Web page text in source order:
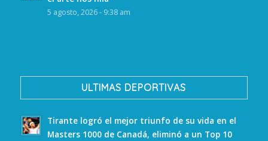
5 agosto, 2026 - 9:38 am
ULTIMAS DEPORTIVAS
Tirante logró el mejor triunfo de su vida en el
Masters 1000 de Canadá, eliminó a un Top 10